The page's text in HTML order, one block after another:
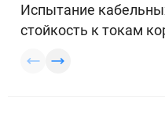
Испытание
стойкость к токам